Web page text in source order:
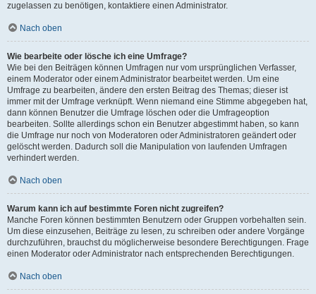
zugelassen zu benötigen, kontaktiere einen Administrator.
Nach oben
Wie bearbeite oder lösche ich eine Umfrage?
Wie bei den Beiträgen können Umfragen nur vom ursprünglichen Verfasser,
einem Moderator oder einem Administrator bearbeitet werden. Um eine
Umfrage zu bearbeiten, ändere den ersten Beitrag des Themas; dieser ist
immer mit der Umfrage verknüpft. Wenn niemand eine Stimme abgegeben hat,
dann können Benutzer die Umfrage löschen oder die Umfrageoption
bearbeiten. Sollte allerdings schon ein Benutzer abgestimmt haben, so kann
die Umfrage nur noch von Moderatoren oder Administratoren geändert oder
gelöscht werden. Dadurch soll die Manipulation von laufenden Umfragen
verhindert werden.
Nach oben
Warum kann ich auf bestimmte Foren nicht zugreifen?
Manche Foren können bestimmten Benutzern oder Gruppen vorbehalten sein.
Um diese einzusehen, Beiträge zu lesen, zu schreiben oder andere Vorgänge
durchzuführen, brauchst du möglicherweise besondere Berechtigungen. Frage
einen Moderator oder Administrator nach entsprechenden Berechtigungen.
Nach oben